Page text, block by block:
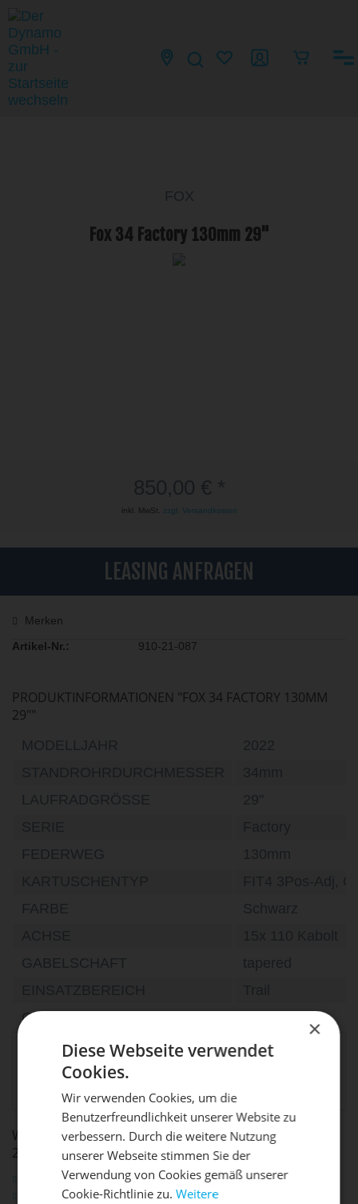
FOX
Fox 34 Factory 130mm 29"
inkl. MwSt. zzgl. Versandkosten
LEASING ANFRAGEN
Merken
Artikel-Nr.:
910-21-087
PRODUKTINFORMATIONEN "FOX 34 FACTORY 130MM
29""
MODELLJAHR
2022
LAUFRADGRÖSSE
29"
FEDERWEG
130mm
FARBE
Schwarz
GABELSCHAFT
tapered
OFFSET
Produktsicherheit:
FOX Factory GmbH,
info@foxracingshox.de
WEITERFÜHRENDE LINKS ZU "FOX 34 FACTORY 130MM
29""
Fragen zum Artikel?
Weitere Artikel von Fox
X
DIE SONNE LACHT, DEIN
RAD ERWACHT
×
Diese Webseite verwendet
Cookies.
Wir verwenden Cookies, um die
Benutzerfreundlichkeit unserer Website zu
verbessern. Durch die weitere Nutzung
unserer Webseite stimmen Sie der
Verwendung von Cookies gemäß unserer
Cookie-Richtlinie zu.Weitere